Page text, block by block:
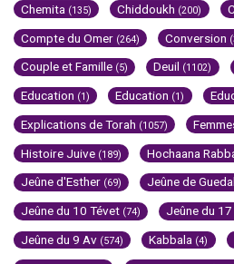
Chemita (135) Chiddoukh (200)
Compte du Omer (264) Conversion
Couple et Famille (5) Deuil (1102)
Education (1) Education (1)
Explications de Torah (1057)
Histoire Juive (189) Hochaana
Jeûne d'Esther (69) Jeûne de
Jeûne du 10 Tévet (74) Jeûne du
Jeûne du 9 Av (574) Kabbala (4)